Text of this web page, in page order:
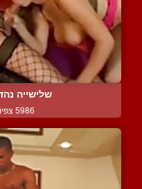
שלישייה
5986 צפיות